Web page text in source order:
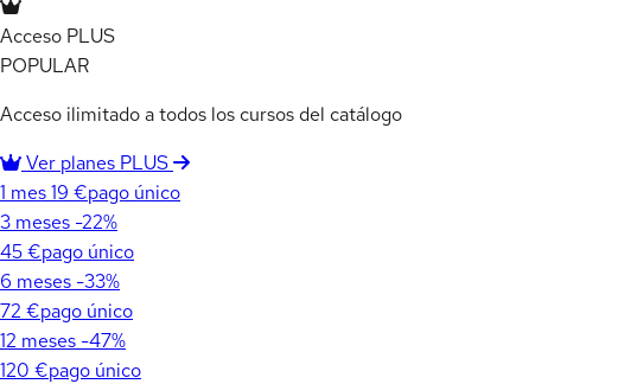
Acceso PLUS
POPULAR
Acceso ilimitado a todos los cursos del catálogo
Ver planes PLUS
1 mes19 €pago único
3 meses -22%
45 €pago único
6 meses -33%
72 €pago único
12 meses -47%
120 €pago único